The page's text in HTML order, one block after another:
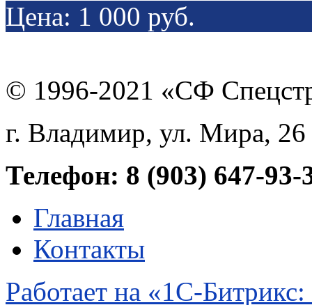
Цена: 1 000 руб.
© 1996-2021 «СФ
г. Владимир, ул. Мира, 26
Телефон: 8 (903) 647-93-
Главная
Контакты
Работает на «1С-